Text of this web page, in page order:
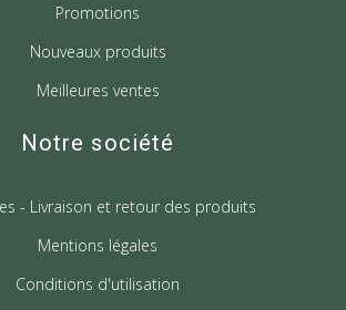
Promotions
Nouveaux produits
Meilleures ventes
Notre société
- Livraison et retour des produits
Mentions légales
Conditions d'utilisation